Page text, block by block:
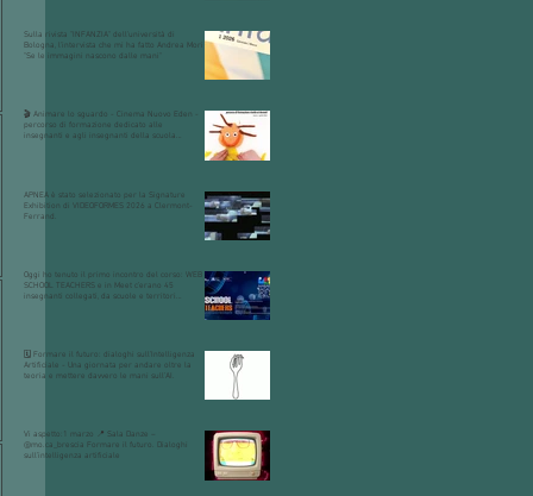
Sulla rivista "INFANZIA" dell'università di
Bologna, l'intervista che mi ha fatto Andrea Mori
"Se le immagini nascono dalle mani"
🎬 Animare lo sguardo - Cinema Nuovo Eden -
percorso di formazione dedicato alle
insegnanti e agli insegnanti della scuola
APNEA è stato selezionato per la Signature
Exhibition di VIDEOFORMES 2026 a Clermont-
Ferrand.
Oggi ho tenuto il primo incontro del corso: WEB
SCHOOL TEACHERS e in Meet c’erano 45
insegnanti collegati, da scuole e territori
🗓 Formare il futuro: dialoghi sull’Intelligenza
Artificiale - Una giornata per andare oltre la
teoria e mettere davvero le mani sull’AI.
Vi aspetto:1 marzo 📍 Sala Danze –
@mo.ca_brescia Formare il futuro. Dialoghi
sull’intelligenza artificiale